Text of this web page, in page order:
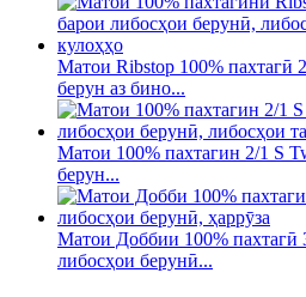
Матои Ribstop 100% пахтагӣ
берун аз бино...
Матои 100% пахтагин 2/1 S
берун...
Матои Доббии 100% пахтагӣ
либосҳои берунӣ...